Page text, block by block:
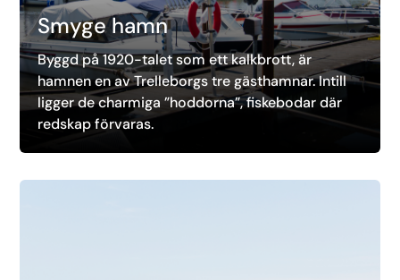
Smyge hamn
Byggd på 1920-talet som ett kalkbrott, är
hamnen en av Trelleborgs tre gästhamnar. Intill
ligger de charmiga ”hoddorna”, fiskebodar där
redskap förvaras.